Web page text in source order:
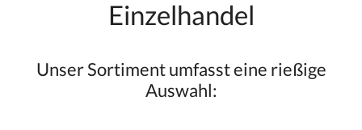
Einzelhandel
Unser Sortiment umfasst eine rießige
Auswahl: